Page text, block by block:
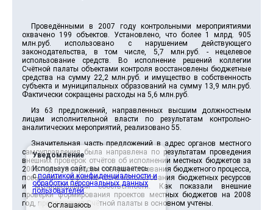
Проведёнными в 2007 году контрольными мероприятиями
охвачено 199 объектов. Установлено, что более 1 млрд. 905
млн.руб. использовано с нарушением действующего
законодательства, в том числе, 5,7 млн.руб. - нецелевое
использование средств. Во исполнение решений коллегии
Счётной палаты объектами контроля восстановлены бюджетные
средства на сумму 22,2 млн.руб. и имущество в собственность
субъекта и муниципальных образований на сумму 13,9 млн.руб.
Фактически сокращены расходы на 5,6 млн.руб.
Из 63 предложений, направленных высшим должностным
лицам исполнительной власти по результатам контрольно-
аналитических мероприятий, реализовано 55.
Значительная часть предложений в адрес органов местного
самоуправления была направлена по результатам проведения
внешних проверок отчётов об исполнении местных бюджетов за
2006 год по вопросам совершенствования бюджетного процесса,
повышения эффективности использования бюджетных ресурсов
и муниципальной собственности. Как показали внешние
проверки формирования проектов местных бюджетов на 2008
год, предложения Счётной палаты в основном учтены.
Уведомление
Используя сайт, вы соглашаетесь
сполитикой конфиденциальности и
обработки персональных данных
пользователей.
Соглашаюсь